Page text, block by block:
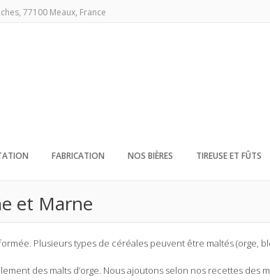
77100 Meaux, France
FABRICATION NOS BIÈRES TIREUSE ET FÛTS
et Marne
Plusieurs types de céréales peuvent être maltés (orge,
des malts d’orge. Nous ajoutons selon nos recettes des